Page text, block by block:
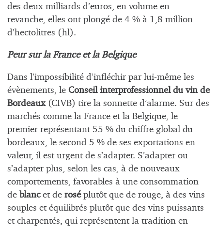
des deux milliards d’euros, en volume en
revanche, elles ont plongé de 4 % à 1,8 million
d’hectolitres (hl).
Peur sur la France et la Belgique
Dans l’impossibilité d’infléchir par lui-même les
évènements, le Conseil interprofessionnel du vin de
Bordeaux(CIVB) tire la sonnette d’alarme. Sur des
marchés comme la France et la Belgique, le
premier représentant 55 % du chiffre global du
bordeaux, le second 5 % de ses exportations en
valeur, il est urgent de s’adapter. S’adapter ou
s’adapter plus, selon les cas, à de nouveaux
comportements, favorables à une consommation
de blancet de rosé plutôt que de rouge, à des vins
souples et équilibrés plutôt que des vins puissants
et charpentés, qui représentent la tradition en